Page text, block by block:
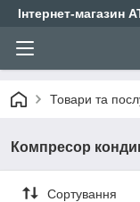
Інтернет-магазин
Товари та
Компресор
Сортування